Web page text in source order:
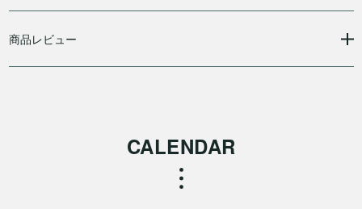
商品レビュー
CALENDAR